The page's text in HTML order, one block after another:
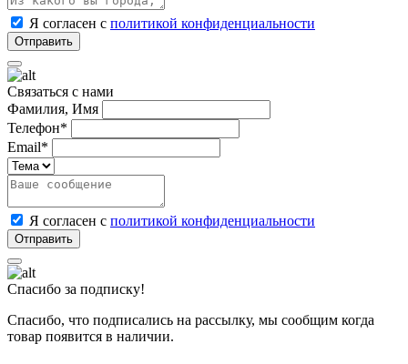
Я согласен с политикой конфиденциальности
Связаться с нами
Фамилия, Имя
Телефон*
Email*
Я согласен с политикой конфиденциальности
Спасибо за подписку!
Спасибо, что подписались на рассылку, мы сообщим когда
товар появится в наличии.